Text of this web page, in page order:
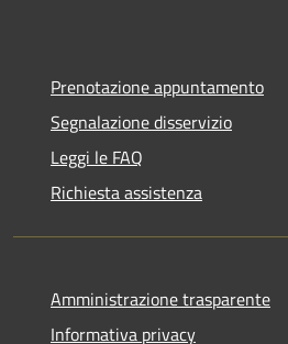
Prenotazione appuntamento
Segnalazione disservizio
Leggi le FAQ
Richiesta assistenza
Amministrazione trasparente
Informativa privacy